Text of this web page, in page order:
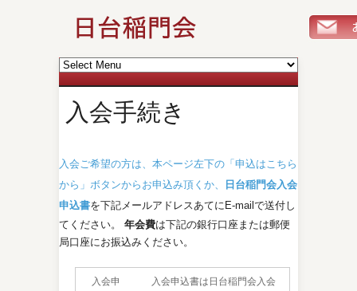
入会手続き
入会ご希望の方は、本ページ左下の「申込はこちら
から」ボタンからお申込み頂くか、
日台稲門会入会
申込書を下記メールアドレスあてにE-mailで送付し
てください。 年会費は下記の銀行口座または郵便
局口座にお振込みください。
入会申
入会申込書は日台稲門会入会